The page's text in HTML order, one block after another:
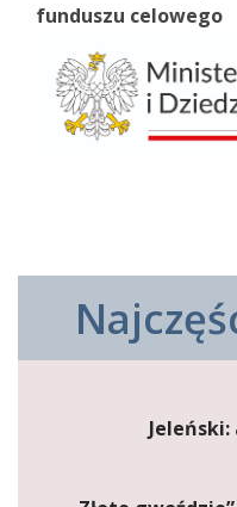
funduszu celowego